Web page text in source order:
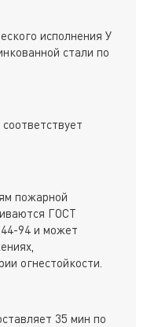
исполнения У
стали по
пожарной
ГОСТ
94 и может
огнестойкости.
35 мин по